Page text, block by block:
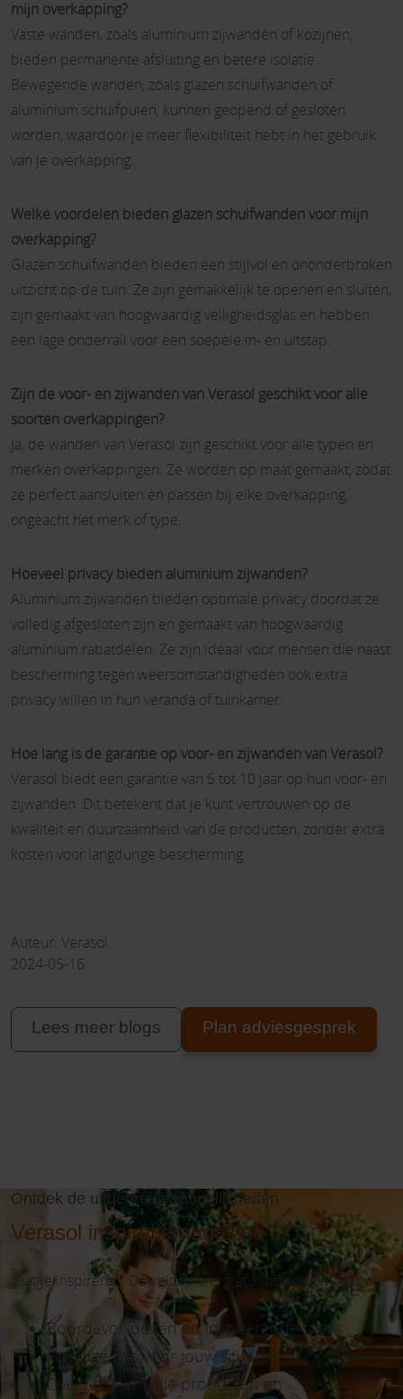
mijn overkapping?
Vaste wanden, zoals aluminium zijwanden of kozijnen,
bieden permanente afsluiting en betere isolatie.
Bewegende wanden, zoals glazen schuifwanden of
aluminium schuifpuien, kunnen geopend of gesloten
worden, waardoor je meer flexibiliteit hebt in het gebruik
van je overkapping.
Welke voordelen bieden glazen schuifwanden voor mijn
overkapping?
Glazen schuifwanden bieden een stijlvol en ononderbroken
uitzicht op de tuin. Ze zijn gemakkelijk te openen en sluiten,
zijn gemaakt van hoogwaardig veiligheidsglas en hebben
een lage onderrail voor een soepele in- en uitstap.
Zijn de voor- en zijwanden van Verasol geschikt voor alle
soorten overkappingen?
Ja, de wanden van Verasol zijn geschikt voor alle typen en
merken overkappingen. Ze worden op maat gemaakt, zodat
ze perfect aansluiten en passen bij elke overkapping,
ongeacht het merk of type.
Hoeveel privacy bieden aluminium zijwanden?
Aluminium zijwanden bieden optimale privacy doordat ze
volledig afgesloten zijn en gemaakt van hoogwaardig
aluminium rabatdelen. Ze zijn ideaal voor mensen die naast
bescherming tegen weersomstandigheden ook extra
privacy willen in hun veranda of tuinkamer.
Hoe lang is de garantie op voor- en zijwanden van Verasol?
Verasol biedt een garantie van 5 tot 10 jaar op hun voor- en
zijwanden. Dit betekent dat je kunt vertrouwen op de
kwaliteit en duurzaamheid van de producten, zonder extra
kosten voor langdurige bescherming.
Auteur: Verasol
2024-05-16
Lees meer blogs Plan adviesgesprek
Ontdek de uitgebreide mogelijkheden
Verasol inspiratiemagazine
Laat je inspireren! Download ons gratis inspiratiemagazine.
Boordevol ideeën en inspirerende foto’s
Handige tips voor jouw situatie
Overzicht van alle producten en